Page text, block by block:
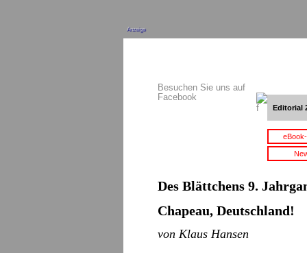
Anzeige
Besuchen Sie uns auf
Facebook
Editorial
Des Blättchens 9.
Chapeau, Deutschland!
von Klaus Hansen